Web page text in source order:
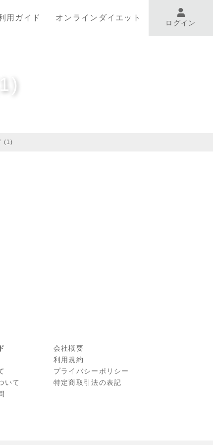
用ガイド オンラインダイエット
ログイン
(1)
いて
会社概要
利⽤規約
プライバシーポリシー
特定商取引法の表記